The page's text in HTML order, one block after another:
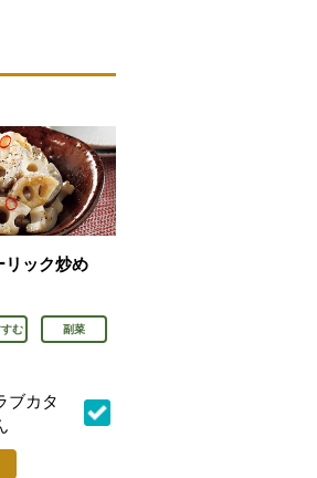
リック炒め
む 副菜
ブカタ
：
ント：